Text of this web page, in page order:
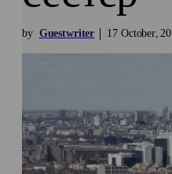
by Guestwriter 17 October